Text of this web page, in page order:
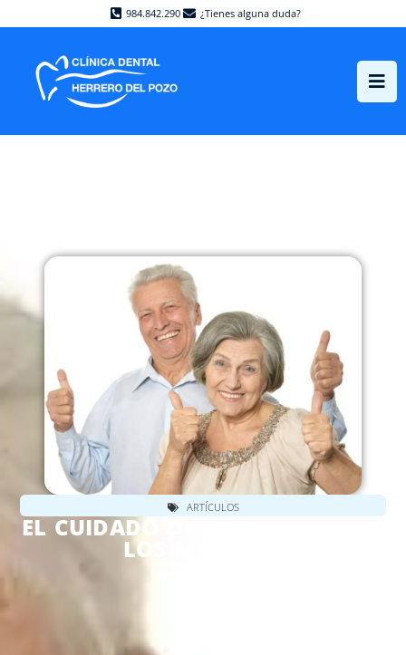
984.842.290 ¿Tienes alguna duda?
ARTÍCULOS
EL CUIDADO DE LOS DIENTES EN
LOS MAYORES